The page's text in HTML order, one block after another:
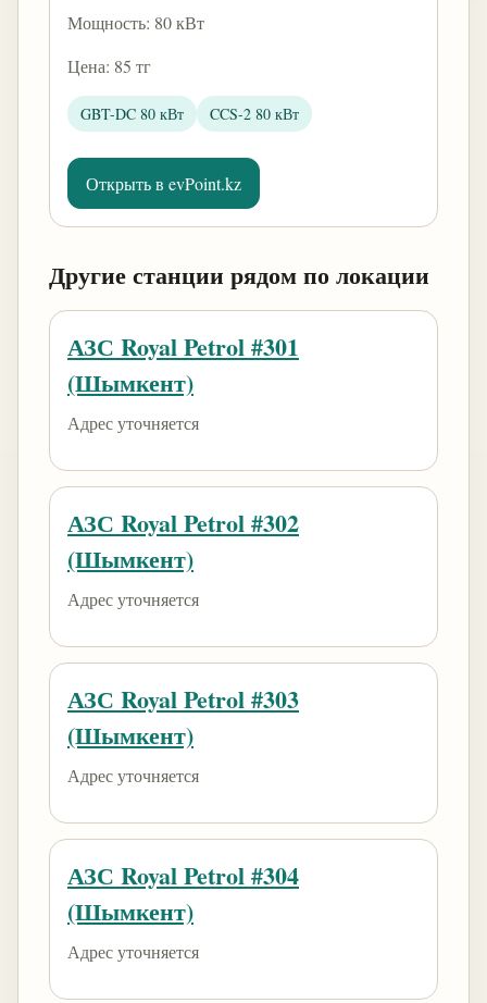
Мощность: 80 кВт
Цена: 85 тг
GBT-DC 80 кВт CCS-2 80 кВт
Открыть в evPoint.kz
Другие станции рядом по локации
АЗС Royal Petrol #301
(Шымкент)
Адрес уточняется
АЗС Royal Petrol #302
(Шымкент)
Адрес уточняется
АЗС Royal Petrol #303
(Шымкент)
Адрес уточняется
АЗС Royal Petrol #304
(Шымкент)
Адрес уточняется